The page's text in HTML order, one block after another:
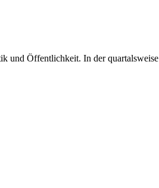
und Öffentlichkeit. In der